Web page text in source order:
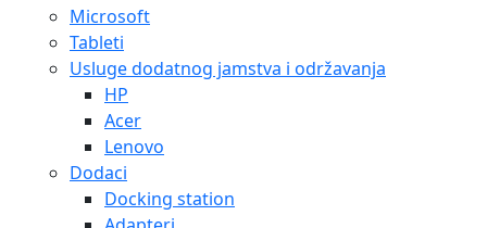
Microsoft
Tableti
Usluge dodatnog jamstva i održavanja
HP
Acer
Lenovo
Dodaci
Docking station